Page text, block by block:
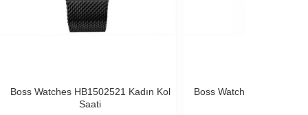
Boss Watches HB1502521 Kadın Kol
Saati
Boss Watches